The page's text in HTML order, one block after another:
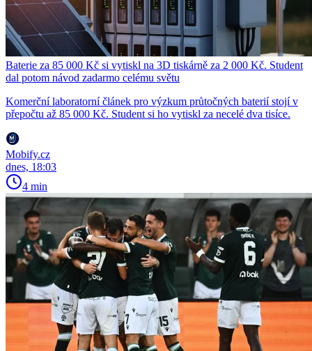
Baterie za 85 000 Kč si vytiskl na 3D tiskárně za 2 000 Kč. Student
dal potom návod zadarmo celému světu
Komerční laboratorní článek pro výzkum průtočných baterií stojí v
přepočtu až 85 000 Kč. Student si ho vytiskl za necelé dva tisíce.
Mobify.cz
dnes, 18:03
4 min